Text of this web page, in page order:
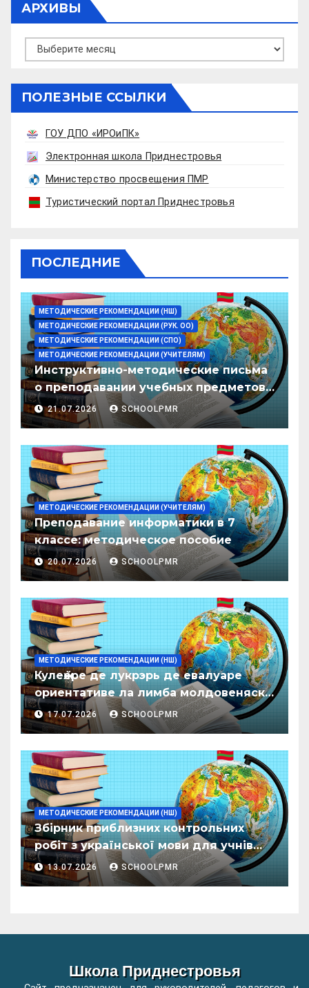
АРХИВЫ
Архивы
ПОЛЕЗНЫЕ ССЫЛКИ
ГОУ ДПО «ИРОиПК»
Электронная школа Приднестровья
Министерство просвещения ПМР
Туристический портал Приднестровья
ПОСЛЕДНИЕ
МЕТОДИЧЕСКИЕ РЕКОМЕНДАЦИИ (НШ)
МЕТОДИЧЕСКИЕ РЕКОМЕНДАЦИИ (РУК. ОО)
МЕТОДИЧЕСКИЕ РЕКОМЕНДАЦИИ (СПО)
МЕТОДИЧЕСКИЕ РЕКОМЕНДАЦИИ (УЧИТЕЛЯМ)
Инструктивно-методические письма
о преподавании учебных предметов/
дисциплин в организациях
образования ПМР на 2026/27 уч. год
21.07.2026 SCHOOLPMR
МЕТОДИЧЕСКИЕ РЕКОМЕНДАЦИИ (УЧИТЕЛЯМ)
Преподавание информатики в 7
классе: методическое пособие
20.07.2026 SCHOOLPMR
МЕТОДИЧЕСКИЕ РЕКОМЕНДАЦИИ (НШ)
Кулеӂере де лукрэрь де евалуаре
ориентативе ла лимба молдовеняскэ
пентру елевий класелор примаре але
организациилор де ынвэцэмынт
17.07.2026 SCHOOLPMR
МЕТОДИЧЕСКИЕ РЕКОМЕНДАЦИИ (НШ)
Збірник приблизних контрольних
робіт з української мови для учнів
початкових класів організацій
загальної освіти
13.07.2026 SCHOOLPMR
Школа Приднестровья